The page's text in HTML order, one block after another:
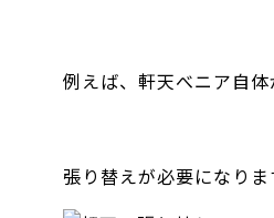
例えば、軒天べニア自
張り替えが必要になりま